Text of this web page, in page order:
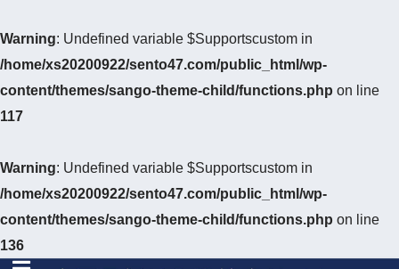
Warning: Undefined variable $Supportscustom in
/home/xs20200922/sento47.com/public_html/wp-
content/themes/sango-theme-child/functions.php on line
117
Warning: Undefined variable $Supportscustom in
/home/xs20200922/sento47.com/public_html/wp-
content/themes/sango-theme-child/functions.php on line
136